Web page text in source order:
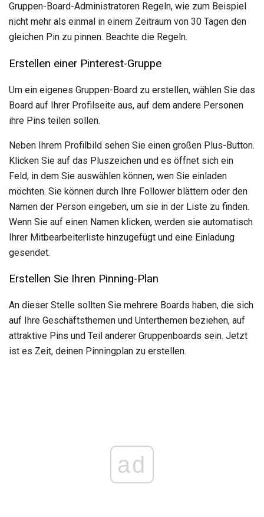
Gruppen-Board-Administratoren Regeln, wie zum Beispiel
nicht mehr als einmal in einem Zeitraum von 30 Tagen den
gleichen Pin zu pinnen. Beachte die Regeln.
Erstellen einer Pinterest-Gruppe
Um ein eigenes Gruppen-Board zu erstellen, wählen Sie das
Board auf Ihrer Profilseite aus, auf dem andere Personen
ihre Pins teilen sollen.
Neben Ihrem Profilbild sehen Sie einen großen Plus-Button.
Klicken Sie auf das Pluszeichen und es öffnet sich ein
Feld, in dem Sie auswählen können, wen Sie einladen
möchten. Sie können durch Ihre Follower blättern oder den
Namen der Person eingeben, um sie in der Liste zu finden.
Wenn Sie auf einen Namen klicken, werden sie automatisch
Ihrer Mitbearbeiterliste hinzugefügt und eine Einladung
gesendet.
Erstellen Sie Ihren Pinning-Plan
An dieser Stelle sollten Sie mehrere Boards haben, die sich
auf Ihre Geschäftsthemen und Unterthemen beziehen, auf
attraktive Pins und Teil anderer Gruppenboards sein. Jetzt
ist es Zeit, deinen Pinningplan zu erstellen.
ad